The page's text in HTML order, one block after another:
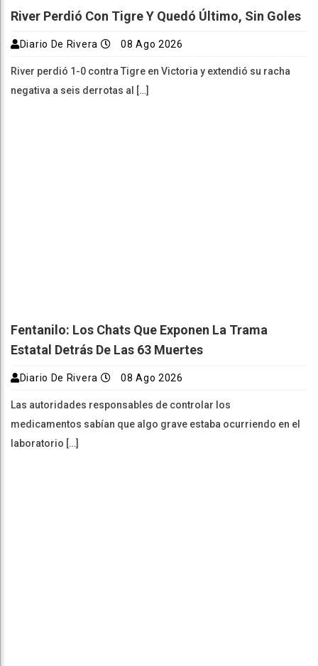
River Perdió Con Tigre Y Quedó Último, Sin Goles
Diario De Rivera 08 Ago 2026
River perdió 1-0 contra Tigre en Victoria y extendió su racha
negativa a seis derrotas al […]
Fentanilo: Los Chats Que Exponen La Trama
Estatal Detrás De Las 63 Muertes
Diario De Rivera 08 Ago 2026
Las autoridades responsables de controlar los
medicamentos sabían que algo grave estaba ocurriendo en el
laboratorio […]